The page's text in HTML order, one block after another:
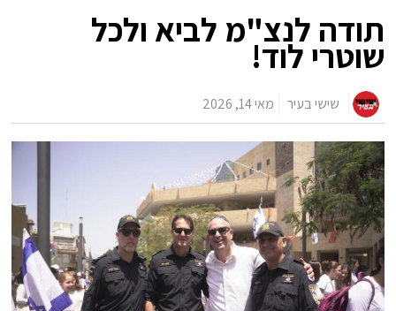
תודה לנצ"מ לביא ולכל
שוטרי לוד!
שישי בעיר מאי 14, 2026